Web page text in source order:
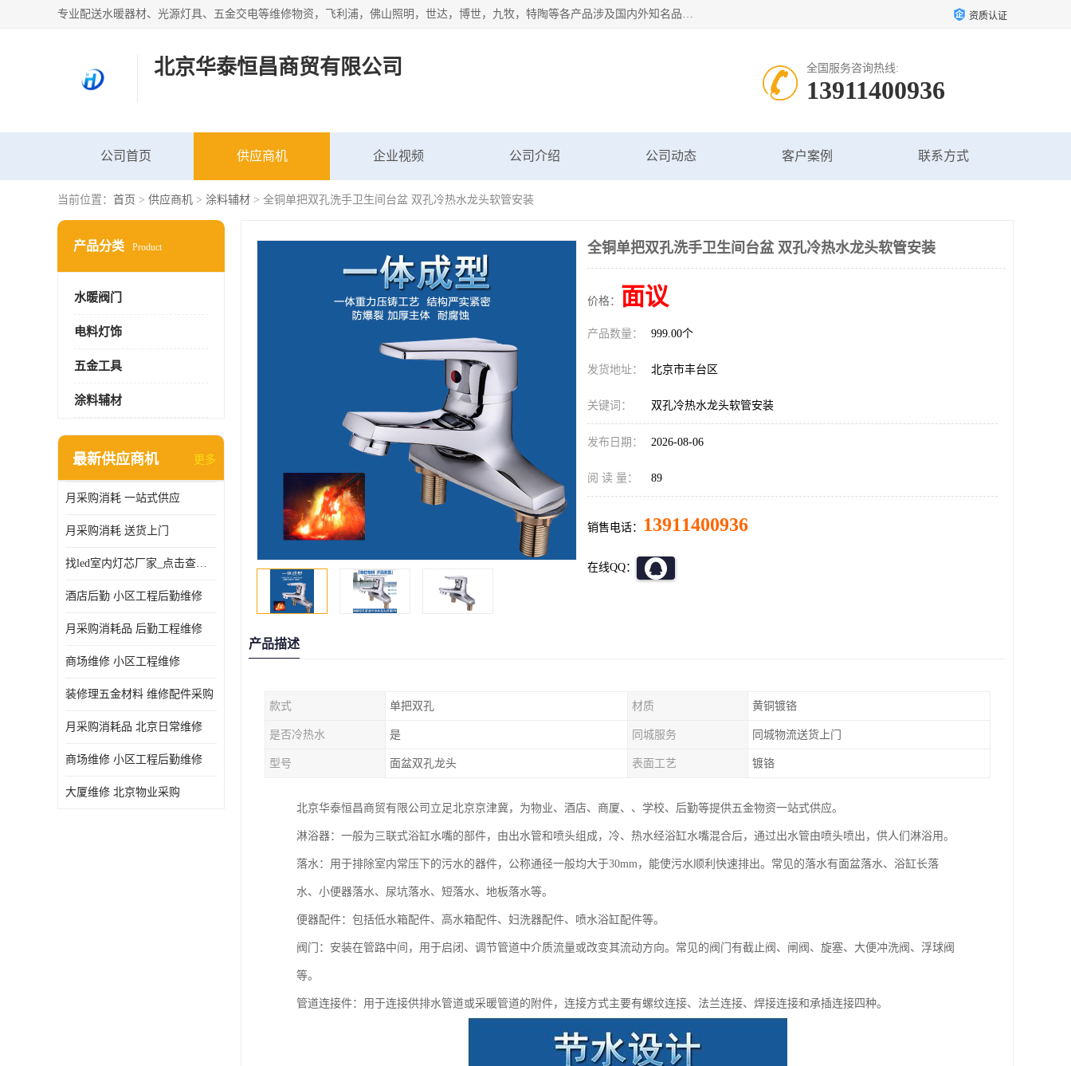
专业配送水暖器材、光源灯具、五金交电等维修物资，飞利浦，佛山照明，世达，博世，九牧，特陶等各产品涉及国内外知名品牌。公司专注与物业、学校、酒店、工厂等单位合作，提供一站式配送服务，降低客户综合成本。依托电子商务改变传统模式，以专业的团队为客户提供24H物资配送到达，货到月结、统一开票，便捷退换等服务，提高了企业的运营效率。 资质认证
北京华泰恒昌商贸有限公司 全国服务咨询热线:
13911400936
公司首页 供应商机 企业视频 公司介绍 公司动态 客户案例 联系方式
当前位置： 首页 > 供应商机 > 涂料辅材 > 全铜单把双孔洗手卫生间台盆 双孔冷热水龙头软管安装
产品分类 Product
水暖阀门
电料灯饰
五金工具
涂料辅材
最新供应商机 更多
月采购消耗 一站式供应
月采购消耗 送货上门
找led室内灯芯厂家_点击查看更多
酒店后勤 小区工程后勤维修
月采购消耗品 后勤工程维修
商场维修 小区工程维修
装修理五金材料 维修配件采购
月采购消耗品 北京日常维修
商场维修 小区工程后勤维修
大厦维修 北京物业采购
全铜单把双孔洗手卫生间台盆 双孔冷热水龙头软管安装
价格： 面议
产品数量： 999.00个
发货地址： 北京市丰台区
关键词： 双孔冷热水龙头软管安装
发布日期： 2026-08-06
阅 读 量： 89
销售电话： 13911400936
在线QQ：
产品描述
款式 单把双孔 材质 黄铜镀铬
是否冷热水 是 同城服务 同城物流送货上门
型号 面盆双孔龙头 表面工艺 镀铬
北京华泰恒昌商贸有限公司立足北京京津冀，为物业、酒店、商厦、、学校、后勤等提供五金物资一站式供应。
淋浴器：一般为三联式浴缸水嘴的部件，由出水管和喷头组成，冷、热水经浴缸水嘴混合后，通过出水管由喷头喷出，供人们淋浴用。
落水：用于排除室内常压下的污水的器件，公称通径一般均大于30mm，能使污水顺利快速排出。常见的落水有面盆落水、浴缸长落
水、小便器落水、尿坑落水、短落水、地板落水等。
便器配件：包括低水箱配件、高水箱配件、妇洗器配件、喷水浴缸配件等。
阀门：安装在管路中间，用于启闭、调节管道中介质流量或改变其流动方向。常见的阀门有截止阀、闸阀、旋塞、大便冲洗阀、浮球阀
等。
管道连接件：用于连接供排水管道或采暖管道的附件，连接方式主要有螺纹连接、法兰连接、焊接连接和承插连接四种。